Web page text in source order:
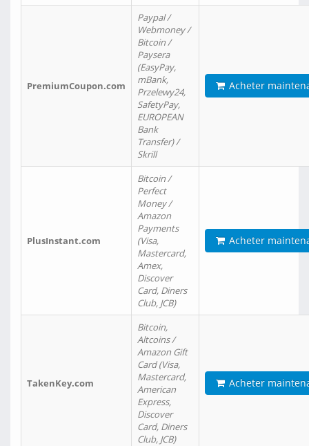
PremiumCoupon.com
Paypal /
Webmoney /
Bitcoin /
Paysera
(EasyPay,
mBank,
Przelewy24,
SafetyPay,
EUROPEAN
Bank
Transfer) /
Skrill
Acheter
PlusInstant.com
Bitcoin /
Perfect
Money /
Amazon
Payments
(Visa,
Mastercard,
Amex,
Discover
Card, Diners
Club, JCB)
Acheter
TakenKey.com
Bitcoin,
Altcoins /
Amazon Gift
Card (Visa,
Mastercard,
American
Express,
Discover
Card, Diners
Club, JCB)
Acheter